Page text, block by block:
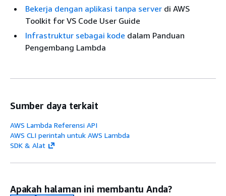
Bekerja dengan aplikasi tanpa server di AWS
Toolkit for VS Code User Guide
Infrastruktur sebagai kode dalam Panduan
Pengembang Lambda
Sumber daya terkait
AWS Lambda Referensi API
AWS CLI perintah untuk AWS Lambda
SDK & Alat
Apakah halaman ini membantu Anda?